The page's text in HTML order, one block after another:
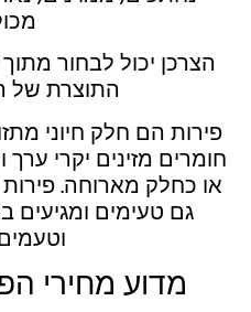
הצרכן יכול לבחור
התוצרת של
פירות הם חלק חיוני
חומרים מזינים יקרי
או כחלק מארוחה.
גם טעימים ומגיעים
מדוע מחירי